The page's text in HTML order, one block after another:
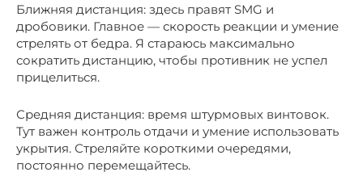
Ближняя дистанция: здесь правят SMG и
дробовики. Главное — скорость реакции и умение
стрелять от бедра. Я стараюсь максимально
сократить дистанцию, чтобы противник не успел
прицелиться.
Средняя дистанция: время штурмовых винтовок.
Тут важен контроль отдачи и умение использовать
укрытия. Стреляйте короткими очередями,
постоянно перемещайтесь.